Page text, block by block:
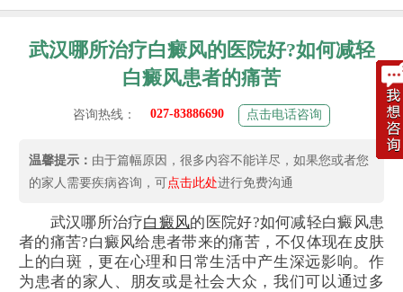
武汉哪所治疗白癜风的医院好?如何减轻
白癜风患者的痛苦
咨询热线： 027-83886690 点击电话咨询
温馨提示： 由于篇幅原因，很多内容不能详尽，如果您或者您
的家人需要疾病咨询，可点击此处进行免费沟通
武汉哪所治疗白癜风的医院好?如何减轻白癜风患
者的痛苦?白癜风给患者带来的痛苦，不仅体现在皮肤
上的白斑，更在心理和日常生活中产生深远影响。作
为患者的家人、朋友或是社会大众，我们可以通过多